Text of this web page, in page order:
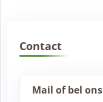
Contact
Mail of bel ons